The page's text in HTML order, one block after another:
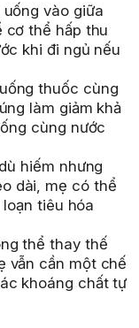
vào giữa
cơ thể hấp thu
khi đi ngủ nếu
thuốc cùng
làm giảm khả
cùng nước
hiếm nhưng
dài, mẹ có thể
tiêu hóa
thể thay thế
vẫn cần một chế
khoáng chất tự